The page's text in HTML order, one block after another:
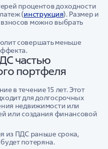
процентов доходности
(инструкция). Размер и
можно выбрать
совершать меньше
частью
портфеля
в течение 15 лет. Этот
для долгосрочных
недвижимости или
или создания финансовой
из ПДС раньше срока,
потеряна.